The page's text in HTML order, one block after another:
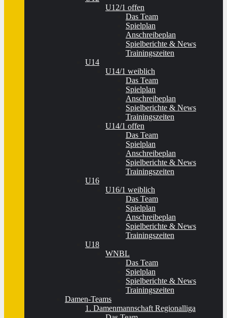
U12/1 offen
Das Team
Spielplan
Anschreibeplan
Spielberichte & News
Trainingszeiten
U14
U14/1 weiblich
Das Team
Spielplan
Anschreibeplan
Spielberichte & News
Trainingszeiten
U14/1 offen
Das Team
Spielplan
Anschreibeplan
Spielberichte & News
Trainingszeiten
U16
U16/1 weiblich
Das Team
Spielplan
Anschreibeplan
Spielberichte & News
Trainingszeiten
U18
WNBL
Das Team
Spielplan
Spielberichte & News
Trainingszeiten
Damen-Teams
1. Damenmannschaft Regionalliga